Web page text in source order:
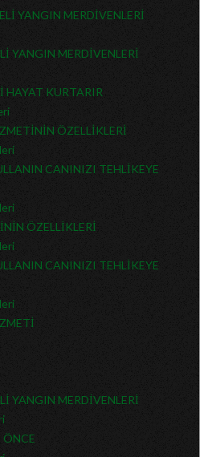
YANGIN MERDİVENLERİ
YANGIN MERDİVENLERİ
HAYAT KURTARIR
ÖZELLİKLERİ
CANINIZI TEHLİKEYE
ÖZELLİKLERİ
CANINIZI TEHLİKEYE
YANGIN MERDİVENLERİ
ÖNCE